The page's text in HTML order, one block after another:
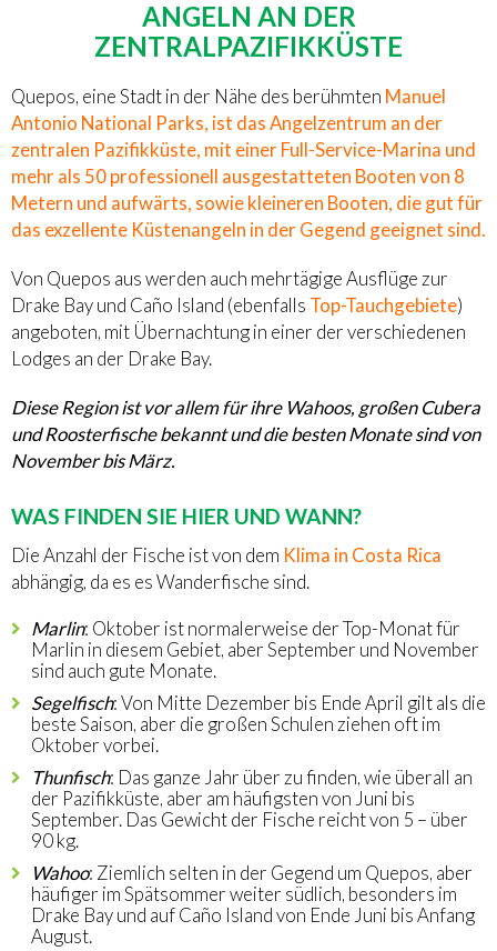
ANGELN AN DER
ZENTRALPAZIFIKKÜSTE
Quepos, eine Stadt in der Nähe des berühmten Manuel
Antonio National Parks, ist das Angelzentrum an der
zentralen Pazifikküste, mit einer Full-Service-Marina und
mehr als 50 professionell ausgestatteten Booten von 8
Metern und aufwärts, sowie kleineren Booten, die gut für
das exzellente Küstenangeln in der Gegend geeignet sind.
Von Quepos aus werden auch mehrtägige Ausflüge zur
Drake Bay und Caño Island (ebenfalls Top-Tauchgebiete)
angeboten, mit Übernachtung in einer der verschiedenen
Lodges an der Drake Bay.
Diese Region ist vor allem für ihre Wahoos, großen Cubera
und Roosterfische bekannt und die besten Monate sind von
November bis März.
WAS FINDEN SIE HIER UND WANN?
Die Anzahl der Fische ist von dem Klima in Costa Rica
abhängig, da es es Wanderfische sind.
Marlin: Oktober ist normalerweise der Top-Monat für
Marlin in diesem Gebiet, aber September und November
sind auch gute Monate.
Segelfisch: Von Mitte Dezember bis Ende April gilt als die
beste Saison, aber die großen Schulen ziehen oft im
Oktober vorbei.
Thunfisch: Das ganze Jahr über zu finden, wie überall an
der Pazifikküste, aber am häufigsten von Juni bis
September. Das Gewicht der Fische reicht von 5 – über
90 kg.
Wahoo: Ziemlich selten in der Gegend um Quepos, aber
häufiger im Spätsommer weiter südlich, besonders im
Drake Bay und auf Caño Island von Ende Juni bis Anfang
August.